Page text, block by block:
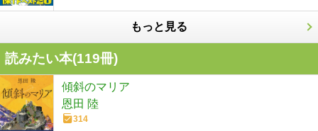
もっと見る
読みたい本(119冊)
傾斜のマリア
恩田 陸
314